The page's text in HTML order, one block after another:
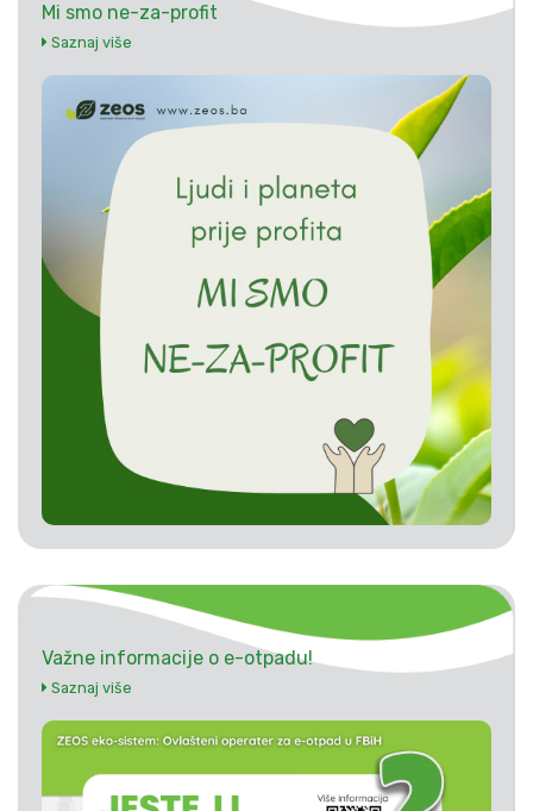
Mi smo ne-za-profit
Saznaj više
Važne informacije o e-otpadu!
Saznaj više